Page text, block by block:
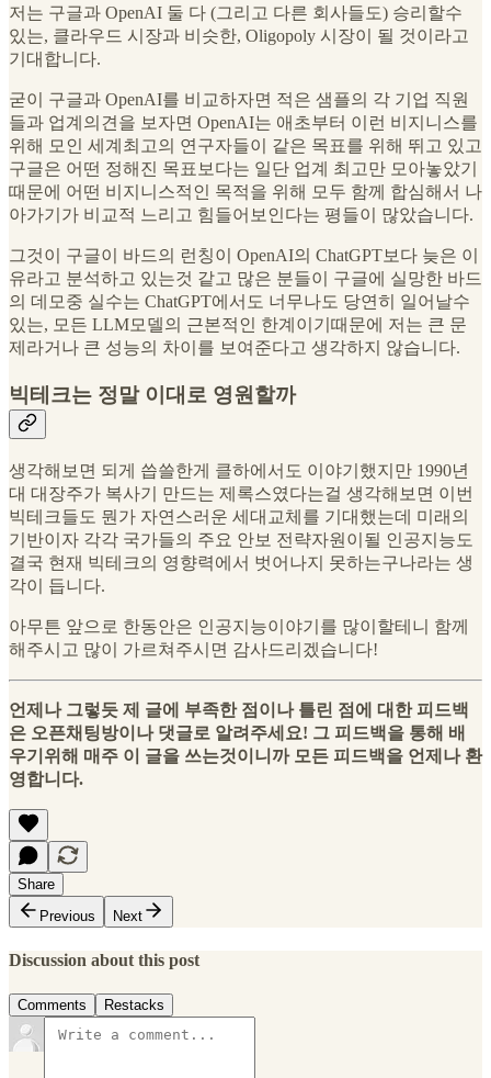
저는 구글과 OpenAI 둘 다 (그리고 다른 회사들도) 승리할수
있는, 클라우드 시장과 비슷한, Oligopoly 시장이 될 것이라고
기대합니다.
굳이 구글과 OpenAI를 비교하자면 적은 샘플의 각 기업 직원
들과 업계의견을 보자면 OpenAI는 애초부터 이런 비지니스를
위해 모인 세계최고의 연구자들이 같은 목표를 위해 뛰고 있고
구글은 어떤 정해진 목표보다는 일단 업계 최고만 모아놓았기
때문에 어떤 비지니스적인 목적을 위해 모두 함께 합심해서 나
아가기가 비교적 느리고 힘들어보인다는 평들이 많았습니다.
그것이 구글이 바드의 런칭이 OpenAI의 ChatGPT보다 늦은 이
유라고 분석하고 있는것 같고 많은 분들이 구글에 실망한 바드
의 데모중 실수는 ChatGPT에서도 너무나도 당연히 일어날수
있는, 모든 LLM모델의 근본적인 한계이기때문에 저는 큰 문
제라거나 큰 성능의 차이를 보여준다고 생각하지 않습니다.
빅테크는 정말 이대로 영원할까
생각해보면 되게 씁쓸한게 클하에서도 이야기했지만 1990년
대 대장주가 복사기 만드는 제록스였다는걸 생각해보면 이번
빅테크들도 뭔가 자연스러운 세대교체를 기대했는데 미래의
기반이자 각각 국가들의 주요 안보 전략자원이될 인공지능도
결국 현재 빅테크의 영향력에서 벗어나지 못하는구나라는 생
각이 듭니다.
아무튼 앞으로 한동안은 인공지능이야기를 많이할테니 함께
해주시고 많이 가르쳐주시면 감사드리겠습니다!
언제나 그렇듯 제 글에 부족한 점이나 틀린 점에 대한 피드백
은 오픈채팅방이나 댓글로 알려주세요! 그 피드백을 통해 배
우기위해 매주 이 글을 쓰는것이니까 모든 피드백을 언제나 환
영합니다.
Share
Previous
Next
Discussion about this post
Comments Restacks